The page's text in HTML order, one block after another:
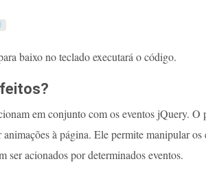
)
baixo no teclado executará o código.
em conjunto com os eventos jQuery.
animações à página. Ele permite manipular
ser acionados por determinados eventos.